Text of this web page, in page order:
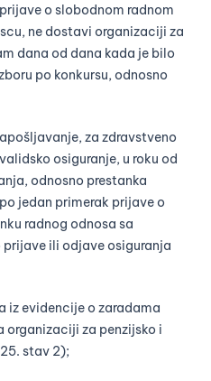
o slobodnom radnom
ne dostavi organizaciji za
dana od dana kada je bilo
po konkursu, odnosno
za zdravstveno
osiguranje, u roku od
odnosno prestanka
jedan primerak prijave o
radnog odnosa sa
ili odjave osiguranja
iz evidencije o zaradama
za penzijsko i
stav 2);